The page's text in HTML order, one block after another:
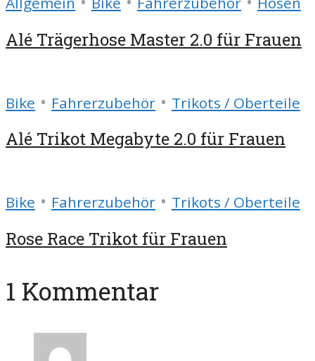
Alé Trägerhose Master 2.0 für Frauen
Bike • Fahrerzubehör • Trikots / Oberteile
Alé Trikot Megabyte 2.0 für Frauen
Bike • Fahrerzubehör • Trikots / Oberteile
Rose Race Trikot für Frauen
1 Kommentar